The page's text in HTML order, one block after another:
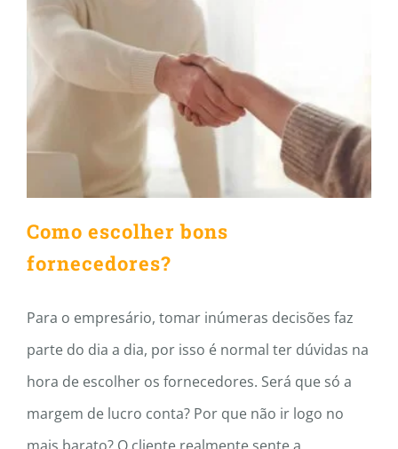
Como escolher bons
fornecedores?
Como escolher bons
fornecedores?
Para o empresário, tomar inúmeras decisões faz
parte do dia a dia, por isso é normal ter dúvidas na
hora de escolher os fornecedores. Será que só a
margem de lucro conta? Por que não ir logo no